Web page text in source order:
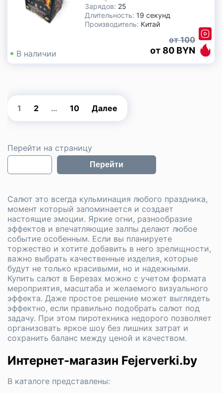
Зарядов: 25
Длительность: 19 секунд
Производитель: Китай
В наличии
100
80 BYN
1 2 … 10 Далее
Перейти на страницу
Перейти
Салют это всегда кульминация любого праздника,
момент который запоминается и создает
настоящие эмоции. Яркие огни, разнообразие
эффектов и впечатляющие залпы делают любое
событие особенным. Если вы планируете
торжество и хотите добавить в него зрелищности,
важно выбрать качественные изделия, которые
будут не только красивыми, но и надежными.
Купить салют в Березах можно с учетом формата
мероприятия, масштаба и желаемого визуального
эффекта. Даже простое решение может выглядеть
эффектно, если правильно подобрать салют под
задачу. При этом пиротехника недорого позволяет
организовать яркое шоу без лишних затрат и
сохранить баланс между ценой и качеством.
Интернет-магазин Fejerverki.by
В каталоге представлены: